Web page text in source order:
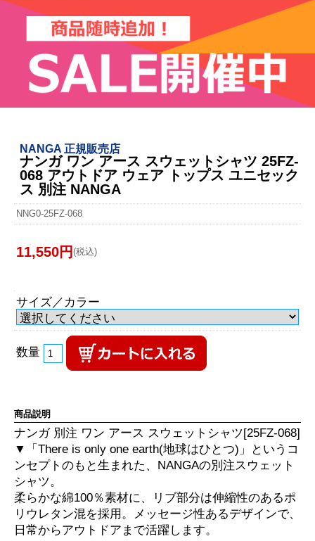
NANGA 正規販売店
ナンガ ワン アース スウェットシャツ 25FZ-
068 アウトドア ウェア トップス ユニセック
ス 別注 NANGA
NNG0-25FZ-068
11,550円 (税込)
サイズ／カラー
数量
商品説明
ナンガ 別注 ワン アース スウェットシャツ[25FZ-068]
▼「There is only one earth(地球はひとつ)」というコ
ンセプトのもと生まれた、NANGAの別注スウェット
シャツ。
柔らかな綿100％素材に、リブ部分は伸縮性のあるポ
リウレタン混を採用。メッセージ性あるデザインで、
日常からアウトドアまで活躍します。